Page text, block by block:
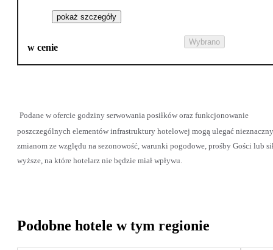
pokaż szczegóły
w cenie
Wybrano
Podane w ofercie godziny serwowania posiłków oraz funkcjonowanie
poszczególnych elementów infrastruktury hotelowej mogą ulegać
zmianom ze względu na sezonowość, warunki pogodowe, prośby Gości lub
wyższe, na które hotelarz nie będzie miał wpływu.
Podobne hotele w tym regionie